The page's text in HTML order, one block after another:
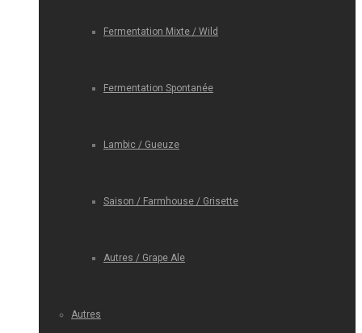
Fermentation Mixte / Wild
Fermentation Spontanée
Lambic / Gueuze
Saison / Farmhouse / Grisette
Autres / Grape Ale
Autres